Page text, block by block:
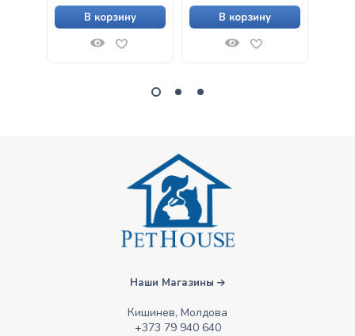
В корзину В корзину
Наши Магазины
Кишинев, Молдова
+373 79 940 640